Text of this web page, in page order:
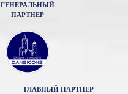
ГЕНЕРАЛЬНЫЙ
ПАРТНЕР
ГЛАВНЫЙ ПАРТНЕР